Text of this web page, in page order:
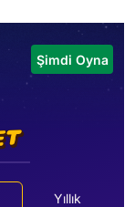
Şimdi Oyna
Yıllık